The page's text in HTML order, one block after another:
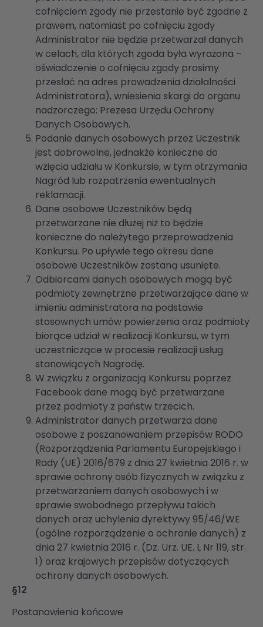
cofnięciem zgody nie przestanie być zgodne z
prawem, natomiast po cofnięciu zgody
Administrator nie będzie przetwarzał danych
w celach, dla których zgoda była wyrażona –
oświadczenie o cofnięciu zgody prosimy
przesłać na adres prowadzenia działalności
Administratora), wniesienia skargi do organu
nadzorczego: Prezesa Urzędu Ochrony
Danych Osobowych.
Podanie danych osobowych przez Uczestnik
jest dobrowolne, jednakże konieczne do
wzięcia udziału w Konkursie, w tym otrzymania
Nagród lub rozpatrzenia ewentualnych
reklamacji.
Dane osobowe Uczestników będą
przetwarzane nie dłużej niż to będzie
konieczne do należytego przeprowadzenia
Konkursu. Po upływie tego okresu dane
osobowe Uczestników zostaną usunięte.
Odbiorcami danych osobowych mogą być
podmioty zewnętrzne przetwarzające dane w
imieniu administratora na podstawie
stosownych umów powierzenia oraz podmioty
biorące udział w realizacji Konkursu, w tym
uczestniczące w procesie realizacji usług
stanowiących Nagrodę.
W związku z organizacją Konkursu poprzez
Facebook dane mogą być przetwarzane
przez podmioty z państw trzecich.
Administrator danych przetwarza dane
osobowe z poszanowaniem przepisów RODO
(Rozporządzenia Parlamentu Europejskiego i
Rady (UE) 2016/679 z dnia 27 kwietnia 2016 r. w
sprawie ochrony osób fizycznych w związku z
przetwarzaniem danych osobowych i w
sprawie swobodnego przepływu takich
danych oraz uchylenia dyrektywy 95/46/WE
(ogólne rozporządzenie o ochronie danych) z
dnia 27 kwietnia 2016 r. (Dz. Urz. UE. L Nr 119, str.
1) oraz krajowych przepisów dotyczących
ochrony danych osobowych.
§12
Postanowienia końcowe